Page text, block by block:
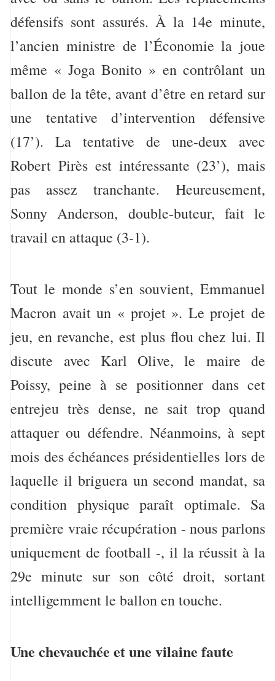
défensifs sont assurés. À la 14e minute,
l’ancien ministre de l’Économie la joue
même « Joga Bonito » en contrôlant un
ballon de la tête, avant d’être en retard sur
une tentative d’intervention défensive
(17’). La tentative de une-deux avec
Robert Pirès est intéressante (23’), mais
pas assez tranchante. Heureusement,
Sonny Anderson, double-buteur, fait le
travail en attaque (3-1).
Tout le monde s’en souvient, Emmanuel
Macron avait un « projet ». Le projet de
jeu, en revanche, est plus flou chez lui. Il
discute avec Karl Olive, le maire de
Poissy, peine à se positionner dans cet
entrejeu très dense, ne sait trop quand
attaquer ou défendre. Néanmoins, à sept
mois des échéances présidentielles lors de
laquelle il briguera un second mandat, sa
condition physique paraît optimale. Sa
première vraie récupération - nous parlons
uniquement de football -, il la réussit à la
29e minute sur son côté droit, sortant
intelligemment le ballon en touche.
Une chevauchée et une vilaine faute